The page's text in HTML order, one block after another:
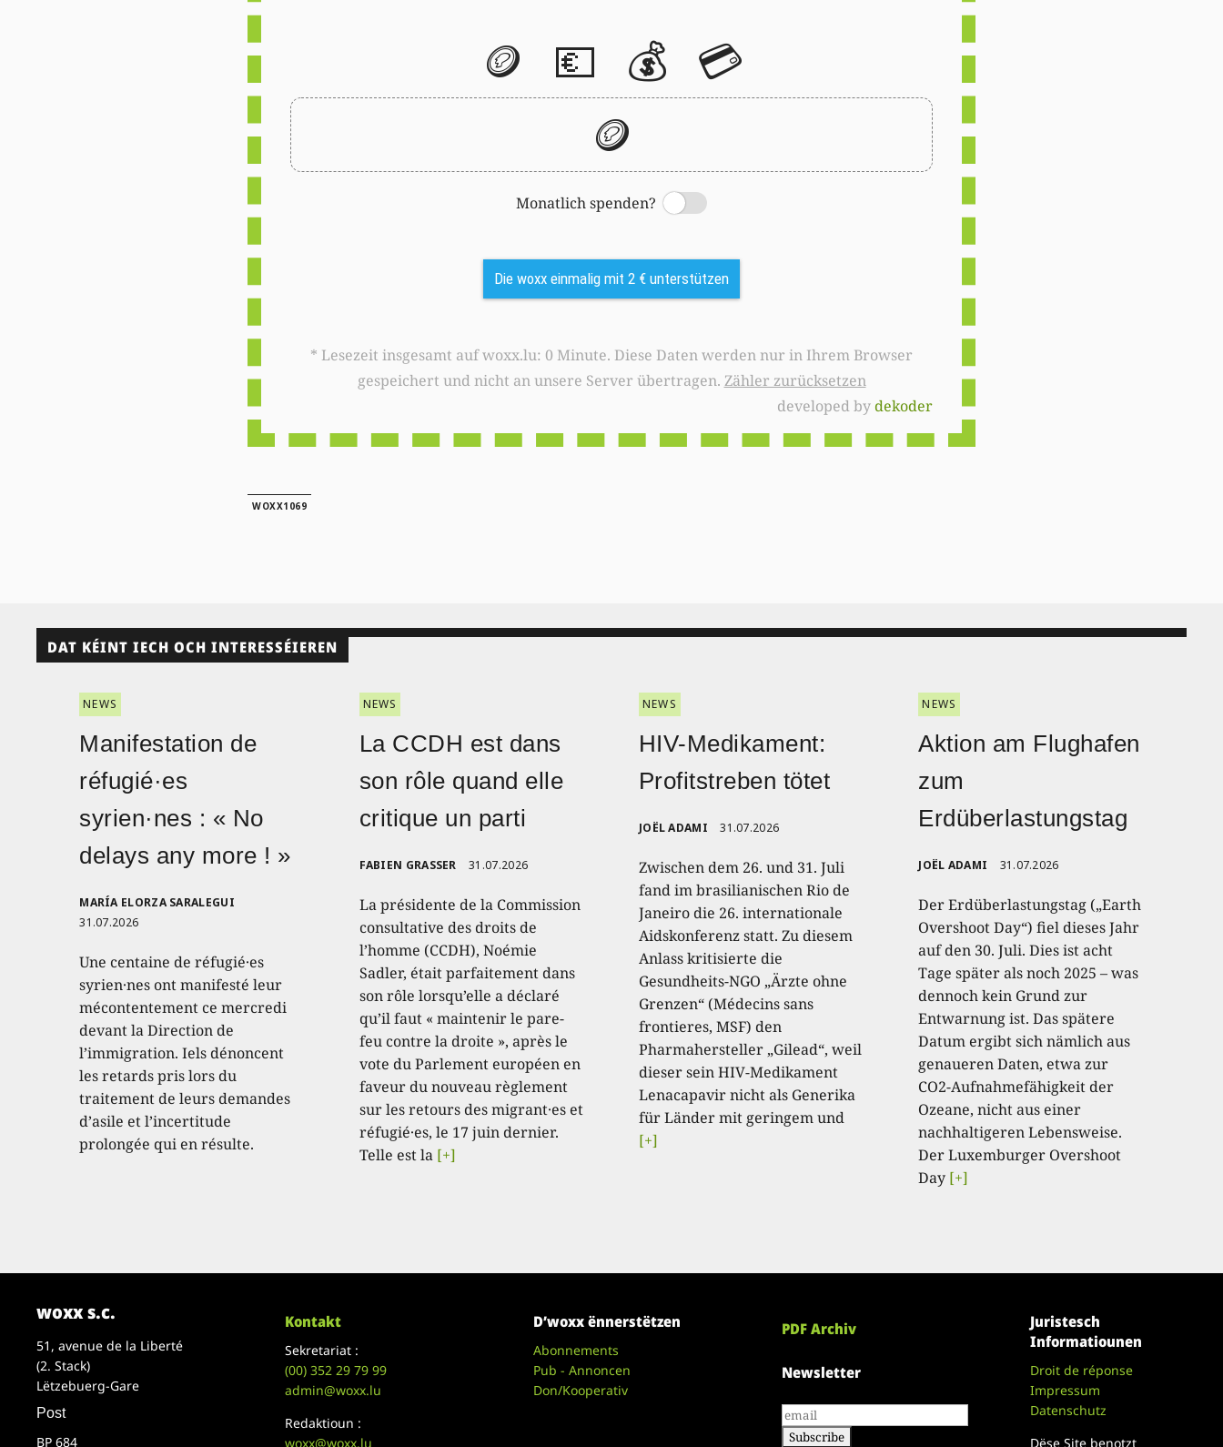
🪙 💶 💰 💳
🪙
Monatlich spenden?
Switch
Die woxx einmalig mit 2 € unterstützen
* Lesezeit insgesamt auf woxx.lu: 0 Minute. Diese Daten werden nur in Ihrem Browser
gespeichert und nicht an unsere Server übertragen. Zähler zurücksetzen
developed bydekoder
WOXX1069
DAT KÉINT IECH OCH INTERESSÉIEREN
NEWS
Manifestation de
réfugié·es
syrien·nes : « No
delays any more ! »
MARÍA ELORZA SARALEGUI
31.07.2026
Une centaine de réfugié·es
syrien·nes ont manifesté leur
mécontentement ce mercredi
devant la Direction de
l’immigration. Iels dénoncent
les retards pris lors du
traitement de leurs demandes
d’asile et l’incertitude
prolongée qui en résulte.
NEWS
La CCDH est dans
son rôle quand elle
critique un parti
FABIEN GRASSER 31.07.2026
La présidente de la Commission
consultative des droits de
l’homme (CCDH), Noémie
Sadler, était parfaitement dans
son rôle lorsqu’elle a déclaré
qu’il faut « maintenir le pare-
feu contre la droite », après le
vote du Parlement européen en
faveur du nouveau règlement
sur les retours des migrant·es et
réfugié·es, le 17 juin dernier.
Telle est la [+]
NEWS
HIV-Medikament:
Profitstreben tötet
JOËL ADAMI 31.07.2026
Zwischen dem 26. und 31. Juli
fand im brasilianischen Rio de
Janeiro die 26. internationale
Aidskonferenz statt. Zu diesem
Anlass kritisierte die
Gesundheits-NGO „Ärzte ohne
Grenzen“ (Médecins sans
frontieres, MSF) den
Pharmahersteller „Gilead“, weil
dieser sein HIV-Medikament
Lenacapavir nicht als Generika
für Länder mit geringem und
[+]
NEWS
Aktion am Flughafen
zum
Erdüberlastungstag
JOËL ADAMI 31.07.2026
Der Erdüberlastungstag („Earth
Overshoot Day“) fiel dieses Jahr
auf den 30. Juli. Dies ist acht
Tage später als noch 2025 – was
dennoch kein Grund zur
Entwarnung ist. Das spätere
Datum ergibt sich nämlich aus
genaueren Daten, etwa zur
CO2-Aufnahmefähigkeit der
Ozeane, nicht aus einer
nachhaltigeren Lebensweise.
Der Luxemburger Overshoot
Day [+]
woxx s.c.
51, avenue de la Liberté
(2. Stack)
Lëtzebuerg-Gare
Post
BP 684
Kontakt
Sekretariat :
(00)352 29 79 99
admin@woxx.lu
Redaktioun :
woxx@woxx.lu
D’woxx ënnerstëtzen
Abonnements
Pub - Annoncen
Don/Kooperativ
PDF Archiv
Newsletter
Juristesch
Informatiounen
Droit de réponse
Impressum
Datenschutz
Dëse Site benotzt